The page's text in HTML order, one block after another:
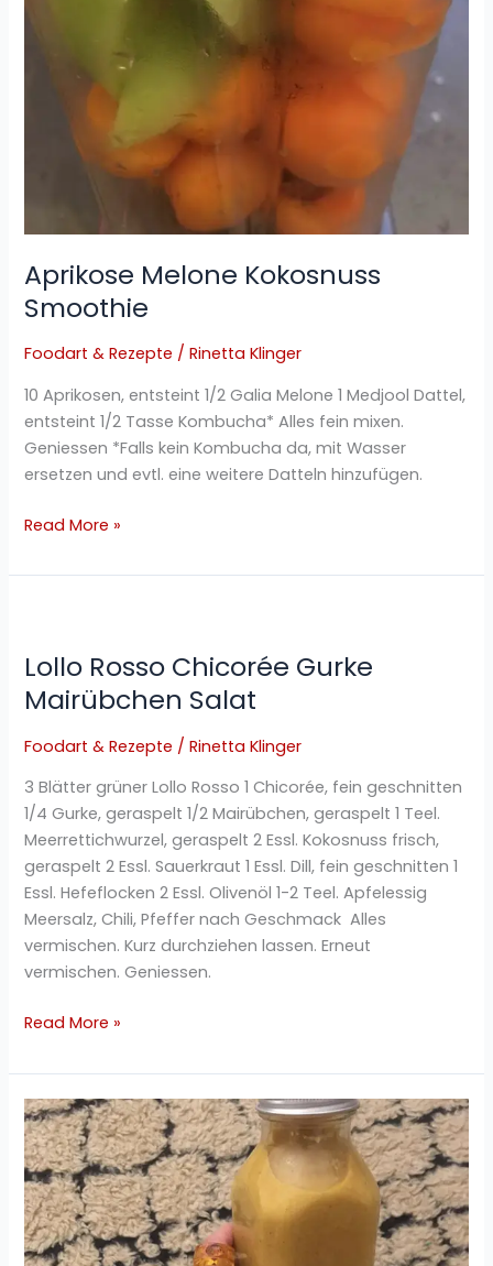
Aprikose Melone Kokosnuss
Smoothie
Foodart & Rezepte /Rinetta Klinger
10 Aprikosen, entsteint 1/2 Galia Melone 1 Medjool Dattel,
entsteint 1/2 Tasse Kombucha* Alles fein mixen.
Geniessen *Falls kein Kombucha da, mit Wasser
ersetzen und evtl. eine weitere Datteln hinzufügen.
Read More »
Lollo Rosso Chicorée Gurke
Mairübchen Salat
Foodart & Rezepte /Rinetta Klinger
3 Blätter grüner Lollo Rosso 1 Chicorée, fein geschnitten
1/4 Gurke, geraspelt 1/2 Mairübchen, geraspelt 1 Teel.
Meerrettichwurzel, geraspelt 2 Essl. Kokosnuss frisch,
geraspelt 2 Essl. Sauerkraut 1 Essl. Dill, fein geschnitten 1
Essl. Hefeflocken 2 Essl. Olivenöl 1-2 Teel. Apfelessig
Meersalz, Chili, Pfeffer nach Geschmack Alles
vermischen. Kurz durchziehen lassen. Erneut
vermischen. Geniessen.
Chicorée
Gurke
Salat
Read More »
Aprikose
Kokosnuss
Smoothie